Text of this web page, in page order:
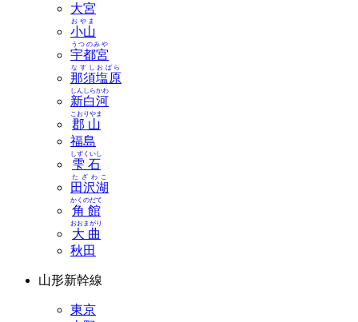
大宮
小山
おやま
宇都宮
うつのみや
那須塩原
なすしおばら
新白河
しんしらかわ
郡山
こおりやま
福島
雫石
しずくいし
田沢湖
たざわこ
角館
かくのだて
大曲
おおまがり
秋田
山形新幹線
東京